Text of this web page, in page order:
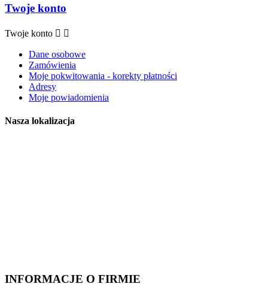
Twoje konto
Twoje konto  
Dane osobowe
Zamówienia
Moje pokwitowania - korekty płatności
Adresy
Moje powiadomienia
Nasza lokalizacja
INFORMACJE O FIRMIE